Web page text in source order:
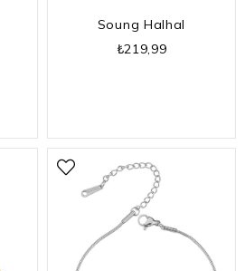
Soung Halhal
₺219,99